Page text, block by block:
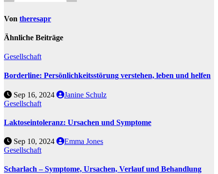
Von theresapr
Ähnliche Beiträge
Gesellschaft
Borderline: Persönlichkeitsstörung verstehen, leben und helfen
Sep 16, 2024
Janine Schulz
Gesellschaft
Laktoseintoleranz: Ursachen und Symptome
Sep 10, 2024
Emma Jones
Gesellschaft
Scharlach – Symptome, Ursachen, Verlauf und Behandlung